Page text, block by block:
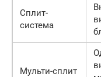
Сплит-
система
Мульти-сплит